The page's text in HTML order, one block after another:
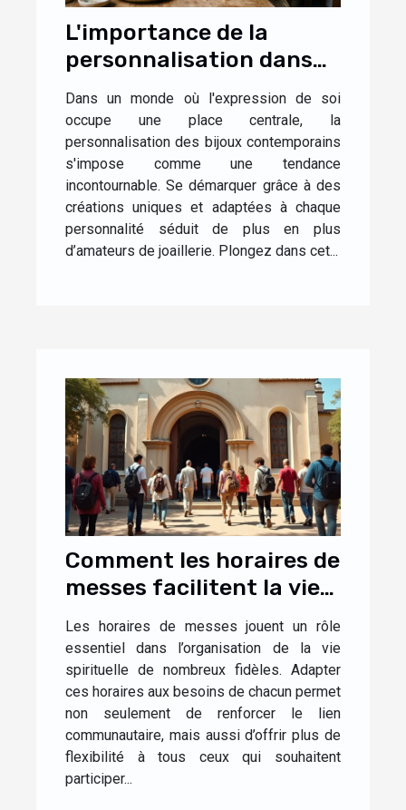
L'importance de la
personnalisation dans
les bijoux
contemporains
Dans un monde où l'expression de soi
occupe une place centrale, la
personnalisation des bijoux contemporains
s'impose comme une tendance
incontournable. Se démarquer grâce à des
créations uniques et adaptées à chaque
personnalité séduit de plus en plus
d’amateurs de joaillerie. Plongez dans cet...
Comment les horaires de
messes facilitent la vie
des fidèles ?
Les horaires de messes jouent un rôle
essentiel dans l’organisation de la vie
spirituelle de nombreux fidèles. Adapter
ces horaires aux besoins de chacun permet
non seulement de renforcer le lien
communautaire, mais aussi d’offrir plus de
flexibilité à tous ceux qui souhaitent
participer...